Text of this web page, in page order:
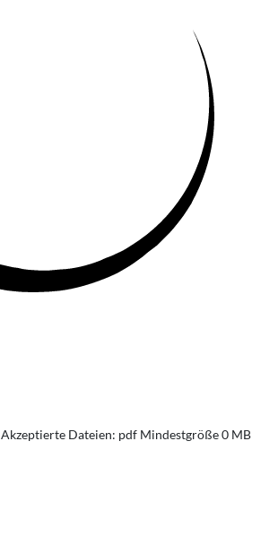
Akzeptierte Dateien: pdf Mindestgröße 0 MB